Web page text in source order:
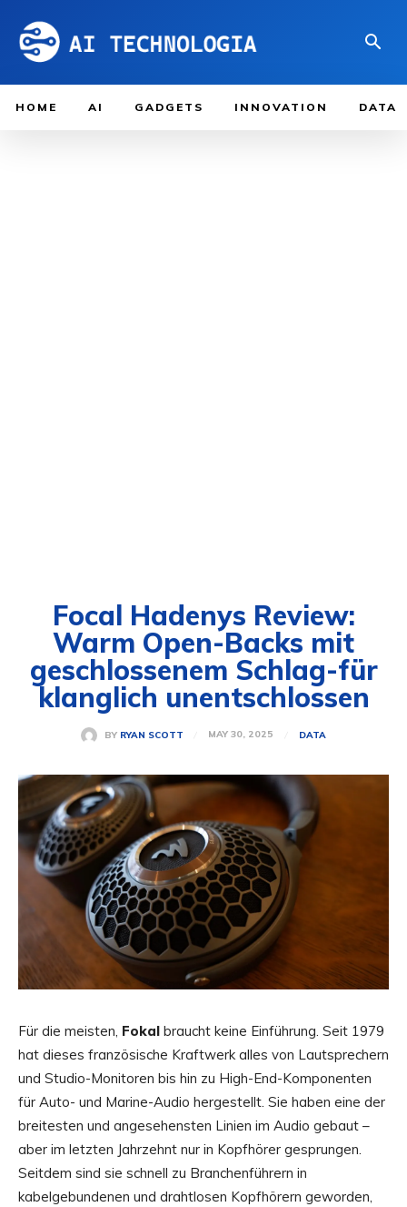
HOME AI GADGETS INNOVATION DATA
Focal Hadenys Review:
Warm Open-Backs mit
geschlossenem Schlag-für
klanglich unentschlossen
BY RYAN SCOTT MAY 30, 2025 DATA
Für die meisten, Fokal braucht keine Einführung. Seit 1979
hat dieses französische Kraftwerk alles von Lautsprechern
und Studio-Monitoren bis hin zu High-End-Komponenten
für Auto- und Marine-Audio hergestellt. Sie haben eine der
breitesten und angesehensten Linien im Audio gebaut –
aber im letzten Jahrzehnt nur in Kopfhörer gesprungen.
Seitdem sind sie schnell zu Branchenführern in
kabelgebundenen und drahtlosen Kopfhörern geworden,